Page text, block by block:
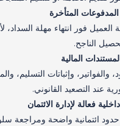
المدفوعات المتأخرة
العميل فور انتهاء مهلة السداد،
الناجح.
المالية
والفواتير، وإثباتات التسليم،
عند التصعيد القانوني.
فعالة لإدارة الائتمان
ائتمانية واضحة ومراجعة